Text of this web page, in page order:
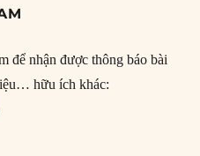
để nhận được thông báo bài
hữu ích khác: